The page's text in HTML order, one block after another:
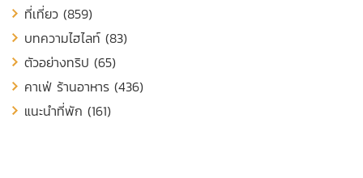
ที่เที่ยว (859)
บทความไฮไลท์ (83)
ตัวอย่างทริป (65)
คาเฟ่ ร้านอาหาร (436)
แนะนำที่พัก (161)